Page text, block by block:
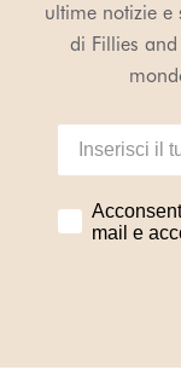
ultime notizie e
di Fillies
mail e